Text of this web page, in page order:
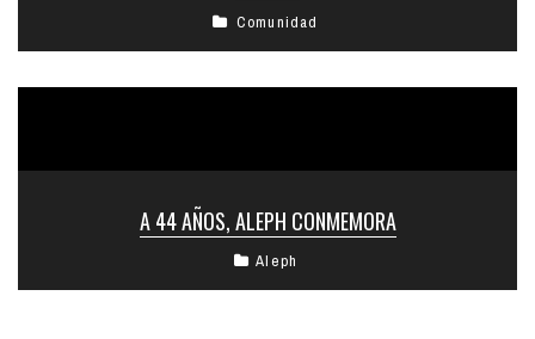
Comunidad
A 44 AÑOS, ALEPH CONMEMORA
Aleph